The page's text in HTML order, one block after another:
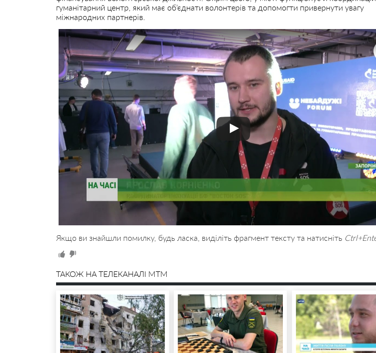
гуманітарний центр, який має об’єднати волонтерів та допомогти привернути увагу
міжнародних партнерів.
Якщо ви знайшли помилку, будь ласка, виділіть фрагмент тексту та натисніть
ТАКОЖ НА ТЕЛЕКАНАЛІ MTM